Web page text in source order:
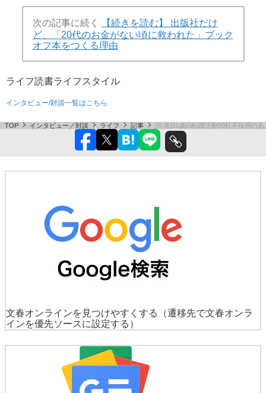
次の記事に続く
【続きを読む】 出版社だけ
ど、「20代のお金がない頃に救われた」ブック
オフ本をつくる理由
ライフ読書ライフスタイル
インタビュー/対談一覧はこちら
TOP インタビュー／対談 ライフ 記事 [写真]31歳の転職活動50社不採用の
文春オンラインを見つけやすくする
（遷移先で文春オンラ
インを優先ソースに設定する）